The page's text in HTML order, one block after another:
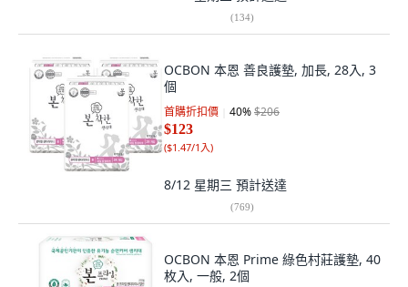
(134)
OCBON 本恩 善良護墊, 加長, 28入, 3
個
首購折扣價 40%$206
$123
($1.47/1入)
8/12 星期三 預計送達
(769)
OCBON 本恩 Prime 綠色村莊護墊, 40
枚入, 一般, 2個